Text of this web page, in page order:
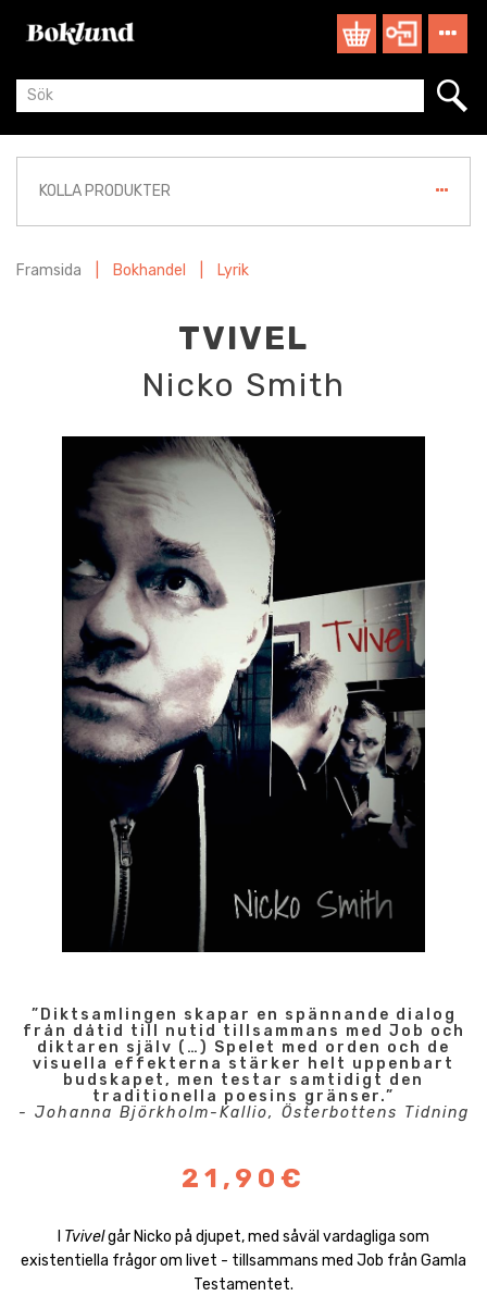
KOLLA PRODUKTER
Framsida Bokhandel Lyrik
TVIVEL
Nicko Smith
”Diktsamlingen skapar en spännande dialog
från dåtid till nutid tillsammans med Job och
diktaren själv (…) Spelet med orden och de
visuella effekterna stärker helt uppenbart
budskapet, men testar samtidigt den
traditionella poesins gränser.”
- Johanna Björkholm-Kallio, Österbottens Tidning
21,90€
Tvivelgår Nicko på djupet, med såväl vardagliga som
existentiella frågor om livet - tillsammans med Job från Gamla
Testamentet.